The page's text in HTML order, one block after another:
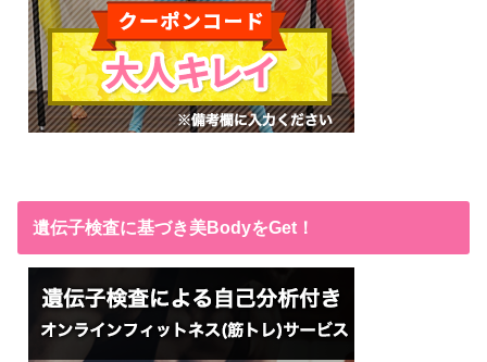
遺伝子検査に基づき美BodyをGet！